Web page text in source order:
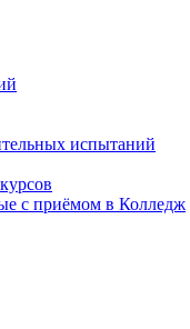
испытаний
с приёмом в Колледж